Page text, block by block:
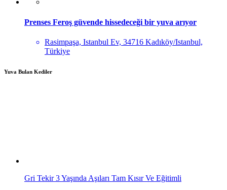
Prenses Feroş güvende hissedeceği bir yuva arıyor
Rasimpaşa, Istanbul Ev, 34716 Kadıköy/Istanbul,
Türkiye
Yuva Bulan Kediler
Gri Tekir 3 Yaşında Aşıları Tam Kısır Ve Eğitimli